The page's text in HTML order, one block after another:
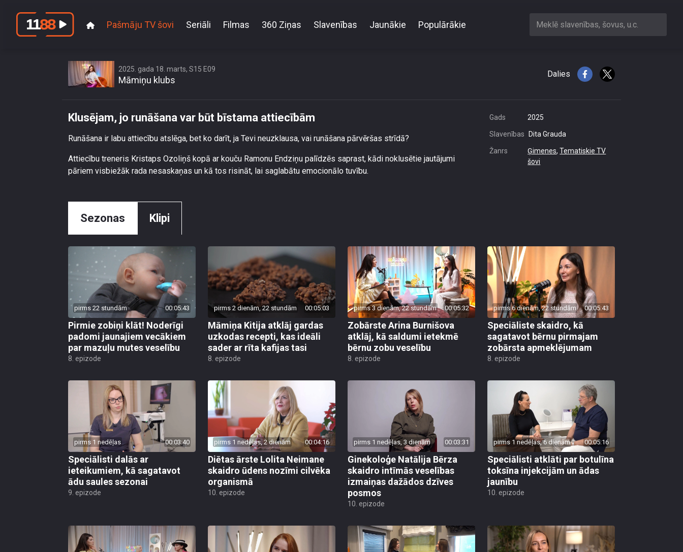
Pašmāju TV šovi Seriāli Filmas 360 Ziņas Slavenības Jaunākie Populārākie Meklē slavenības, šovus, u.c.
2025. gada 18. marts, S15 E09
Māmiņu klubs
Dalies
Klusējam, jo runāšana var būt bīstama attiecībām
Runāšana ir labu attiecību atslēga, bet ko darīt, ja Tevi neuzklausa, vai runāšana pārvēršas strīdā?
Attiecību treneris Kristaps Ozoliņš kopā ar kouču Ramonu Endziņu palīdzēs saprast, kādi noklusētie jautājumi
pāriem visbiežāk rada nesaskaņas un kā tos risināt, lai saglabātu emocionālo tuvību.
Gads 2025
Slavenības Dita Grauda
Žanrs Ģimenes,Tematiskie TV
šovi
Sezonas Klipi
pirms 22 stundām 00:05:43
Pirmie zobiņi klāt! Noderīgi
padomi jaunajiem vecākiem
par mazuļu mutes veselību
8. epizode
pirms 2 dienām, 22 stundām 00:05:03
Māmiņa Kitija atklāj gardas
uzkodas recepti, kas ideāli
sader ar rīta kafijas tasi
8. epizode
pirms 3 dienām, 22 stundām 00:05:32
Zobārste Arina Burnišova
atklāj, kā saldumi ietekmē
bērnu zobu veselību
8. epizode
pirms 6 dienām, 22 stundām 00:05:43
Speciāliste skaidro, kā
sagatavot bērnu pirmajam
zobārsta apmeklējumam
8. epizode
pirms 1 nedēļas 00:03:40
Speciālisti dalās ar
ieteikumiem, kā sagatavot
ādu saules sezonai
9. epizode
pirms 1 nedēļas, 2 dienām 00:04:16
Diētas ārste Lolita Neimane
skaidro ūdens nozīmi cilvēka
organismā
10. epizode
pirms 1 nedēļas, 3 dienām 00:03:31
Ginekoloģe Natālija Bērza
skaidro intīmās veselības
izmaiņas dažādos dzīves
posmos
10. epizode
pirms 1 nedēļas, 6 dienām 00:05:16
Speciālisti atklāti par botulīna
toksīna injekcijām un ādas
jaunību
10. epizode